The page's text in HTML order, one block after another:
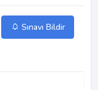
Sınavı Bildir